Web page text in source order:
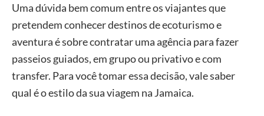
Uma dúvida bem comum entre os viajantes que
pretendem conhecer destinos de ecoturismo e
aventura é sobre contratar uma agência para fazer
passeios guiados, em grupo ou privativo e com
transfer. Para você tomar essa decisão, vale saber
qual é o estilo da sua viagem na Jamaica.